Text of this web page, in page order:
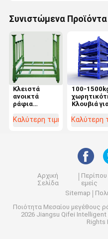
Συνιστώμενα Προϊόντα
Κλειστά
ανοικτά
ράφια
από χάλυβα
για αποθήκες
Καλύτερη τιμή
100-
Κλουβιά
Καλύτερη
Αρχική
Σελίδα
Περίπου
εμείς
Sitemap
Ποιότητα Μεσαίου μεγέθους
2026 Jiangsu Qifei Intelligent
Rights